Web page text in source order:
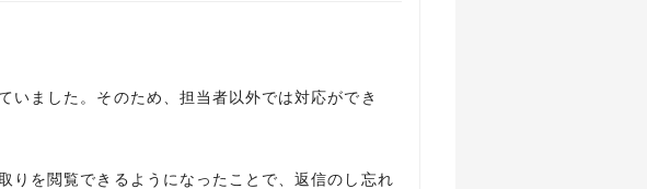
いました。そのため、担当者以外では対応ができ
りを閲覧できるようになったことで、返信のし忘れ